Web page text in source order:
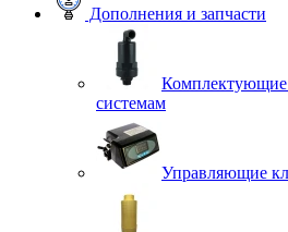
Дополнения и запчасти
системам
Управляющие